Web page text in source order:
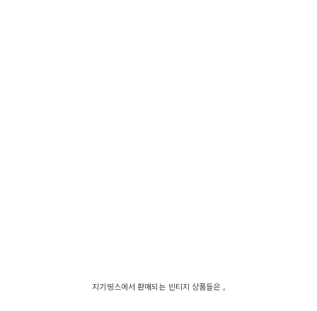
지기띵스에서 판매되는 빈티지 상품들은 ,